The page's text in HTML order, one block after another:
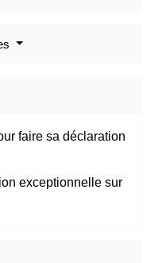
faire sa déclaration
exceptionnelle sur